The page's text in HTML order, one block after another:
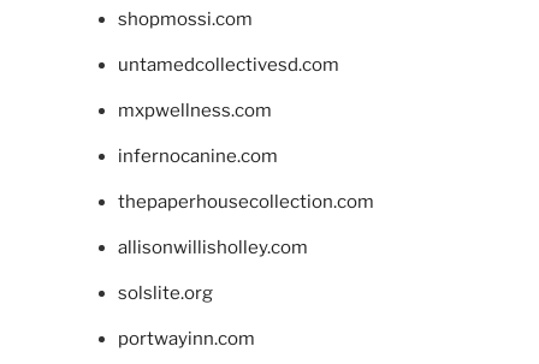
shopmossi.com
untamedcollectivesd.com
mxpwellness.com
infernocanine.com
thepaperhousecollection.com
allisonwillisholley.com
solslite.org
portwayinn.com